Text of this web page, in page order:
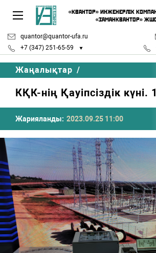
«КВАНТОР» ИНЖЕНЕРЛІК
«ЗАМАНКВАНТОР»
quantor@quantor-ufa.ru
+7 (347) 251-65-59
Жаңалықтар /
КҚК-нің Қауіпсіздік
Жарияланды: 2023.09.25 11:00